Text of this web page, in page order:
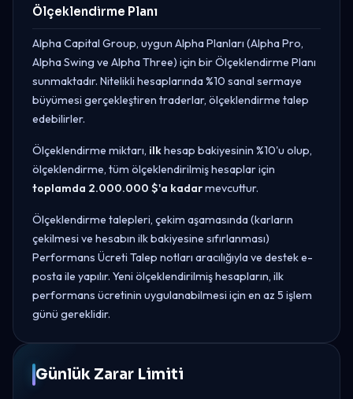
Ölçeklendirme Planı
Alpha Capital Group, uygun Alpha Planları (Alpha Pro,
Alpha Swing ve Alpha Three) için bir Ölçeklendirme Planı
sunmaktadır. Nitelikli hesaplarında %10 sanal sermaye
büyümesi gerçekleştiren traderlar, ölçeklendirme talep
edebilirler.
Ölçeklendirme miktarı, ilkhesap bakiyesinin %10'u olup,
ölçeklendirme, tüm ölçeklendirilmiş hesaplar için
toplamda 2.000.000 $'a kadarmevcuttur.
Ölçeklendirme talepleri, çekim aşamasında (karların
çekilmesi ve hesabın ilk bakiyesine sıfırlanması)
Performans Ücreti Talep notları aracılığıyla ve destek e-
posta ile yapılır. Yeni ölçeklendirilmiş hesapların, ilk
performans ücretinin uygulanabilmesi için en az 5 işlem
günü gereklidir.
Günlük Zarar Limiti